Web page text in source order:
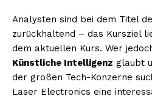
Analysten sind bei dem Titel
zurückhaltend – das Kursziel
dem aktuellen Kurs. Wer
Künstliche Intelligenz glaubt
der großen Tech-Konzerne
Laser Electronics eine